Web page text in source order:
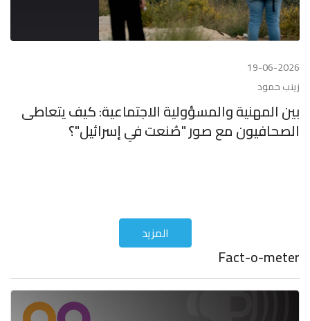
19-06-2026
زينب حمود
بين المهنية والمسؤولية الاجتماعية: كيف يتعاطى
الصحافيون مع صور "صُنعت في إسرائيل"؟
المزيد
Fact-o-meter